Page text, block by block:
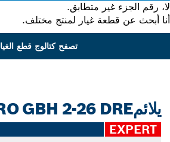
رقم الجزء غير متطابق.
أبحث عن قطعة غيار لمنتج مختلف.
تصفح كتالوج قطع الغيار
يلائمPRO GBH 2-26 DRE
EXPERT